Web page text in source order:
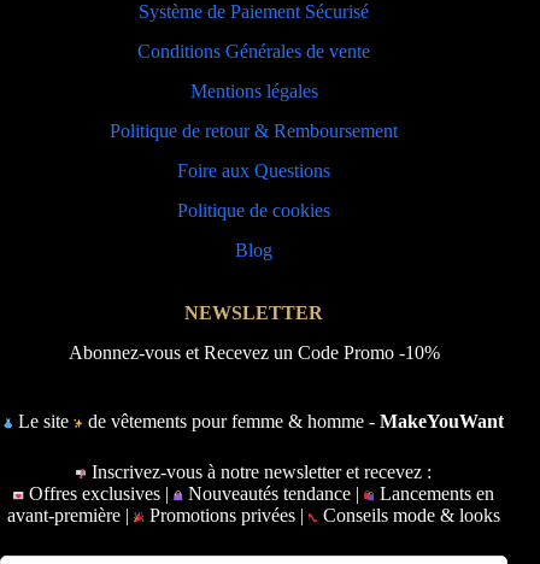
Système de Paiement Sécurisé
Conditions Générales de vente
Mentions légales
Politique de retour & Remboursement
Foire aux Questions
Politique de cookies
Blog
NEWSLETTER
Abonnez-vous et Recevez un Code Promo -10%
Le site de vêtements pour femme & homme -MakeYouWant
Inscrivez-vous à notre newsletter et recevez :
Offres exclusives |
Nouveautés tendance |
Lancements en
avant-première | Promotions privées | Conseils mode & looks